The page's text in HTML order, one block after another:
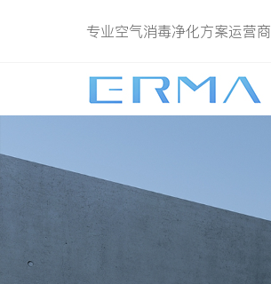
专业空气消毒净化方案运营商